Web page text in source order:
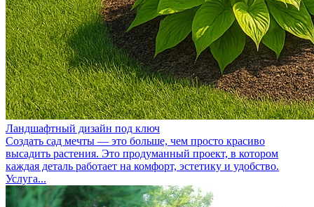
Ландшафтный дизайн под ключ
Создать сад мечты — это больше, чем просто красиво
высадить растения. Это продуманный проект, в котором
каждая деталь работает на комфорт, эстетику и удобство.
Услуга...